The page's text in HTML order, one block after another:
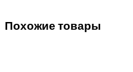
Похожие товары